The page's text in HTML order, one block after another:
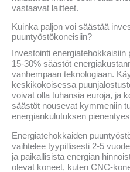
vastaavat laitteet.
Kuinka paljon voi säästää
puuntyöstökoneisiin?
Investointi
15-30% säästöt
vanhempaan teknologiaan.
keskikokoisessa
voivat olla tuhansia euroja, ja
säästöt nousevat kymmeniin
energiankulutuksen
Energiatehokkaiden
vaihtelee tyypillisesti 2-5
ja paikallisista energian
olevat koneet, kuten CNC-